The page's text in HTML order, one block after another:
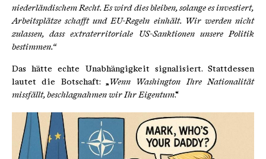
niederländischem Recht. Es wird dies bleiben, solange es investiert,
Arbeitsplätze schafft und EU-Regeln einhält. Wir werden nicht
zulassen, dass extraterritoriale US-Sanktionen unsere Politik
bestimmen.“
Das hätte echte Unabhängigkeit signalisiert. Stattdessen
lautet die Botschaft: „ Wenn Washington Ihre Nationalität
missfällt, beschlagnahmen wir Ihr Eigentum.“